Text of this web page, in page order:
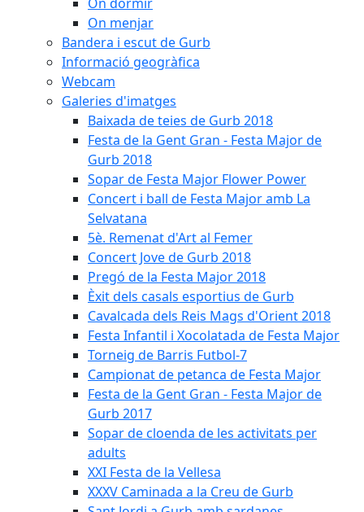
On menjar
Bandera i escut de Gurb
Informació geogràfica
Webcam
Galeries d'imatges
Baixada de teies de Gurb 2018
Festa de la Gent Gran - Festa Major de
Gurb 2018
Sopar de Festa Major Flower Power
Concert i ball de Festa Major amb La
Selvatana
5è. Remenat d'Art al Femer
Concert Jove de Gurb 2018
Pregó de la Festa Major 2018
Èxit dels casals esportius de Gurb
Cavalcada dels Reis Mags d'Orient 2018
Festa Infantil i Xocolatada de Festa Major
Torneig de Barris Futbol-7
Campionat de petanca de Festa Major
Festa de la Gent Gran - Festa Major de
Gurb 2017
Sopar de cloenda de les activitats per
adults
XXI Festa de la Vellesa
XXXV Caminada a la Creu de Gurb